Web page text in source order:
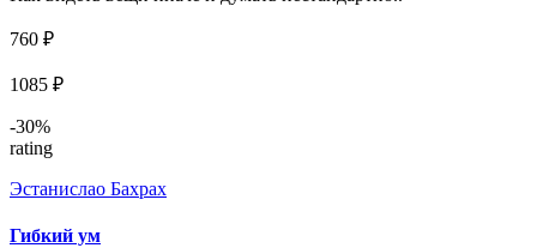
760 ₽
1085 ₽
-30%
rating
Эстанислао Бахрах
Гибкий ум